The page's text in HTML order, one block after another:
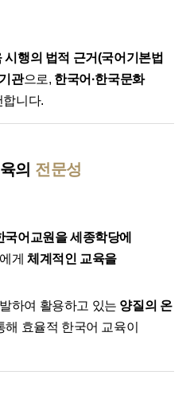
시행의 법적 근거(국어기본법
관으로, 한국어·한국문화
합니다.
의 전문성
국어교원을 세종학당에
게체계적인 교육을
하여 활용하고 있는 양질의 온
해 효율적 한국어 교육이